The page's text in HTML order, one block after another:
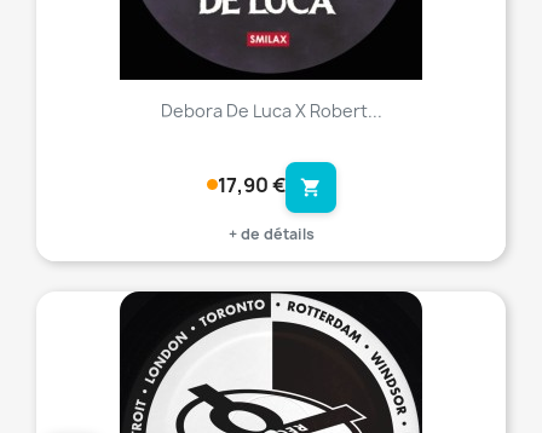
Debora De Luca X Robert...
17,90 € shopping_cart
+ de détails